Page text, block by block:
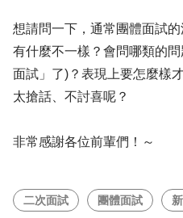
想請問一下，通常團體面試
有什麼不一樣？會問哪類的
面試」了)？表現上要怎麼樣
太搶話、不討喜呢？
非常感謝各位前輩們！～
二次面試 團體面試